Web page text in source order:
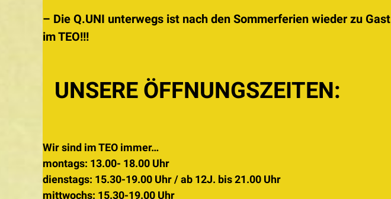
– Die Q.UNI unterwegs ist nach den Sommerferien wieder zu Gast
im TEO!!!
UNSERE ÖFFNUNGSZEITEN:
Wir sind im TEO immer…
montags: 13.00- 18.00 Uhr
dienstags: 15.30-19.00 Uhr/ ab 12J. bis 21.00 Uhr
mittwochs: 15.30-19.00 Uhr